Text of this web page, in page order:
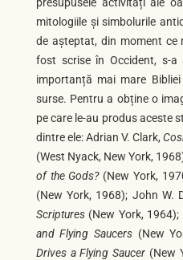
mitologiile și simbolurile
de așteptat, din moment
fost scrise în Occident, s-
importanță mai mare
surse. Pentru a obține o
pe care le-au produs aceste
dintre ele: Adrian V. Clark,
(West Nyack, New York,
of the Gods?(New York,
(New York, 1968); John W.
Scriptures(New York, 1964);
and Flying Saucers (New
Drives a Flying Saucer (New